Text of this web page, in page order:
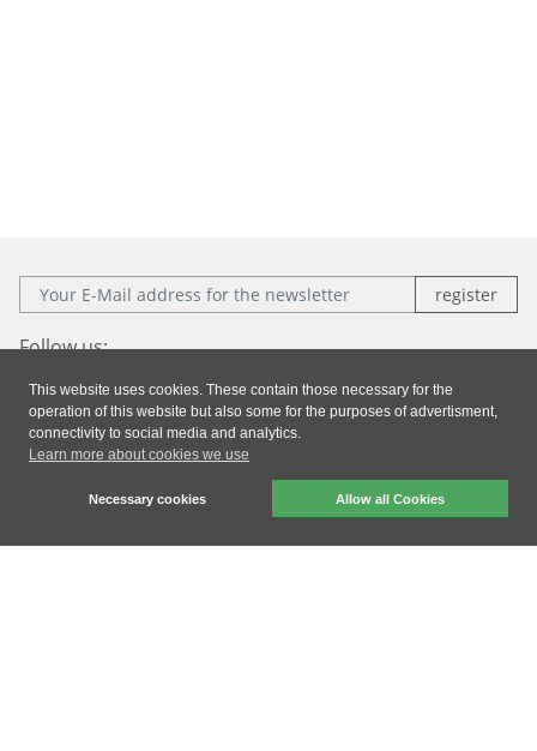
This website uses cookies. These contain those necessary for the
operation of this website but also some for the purposes of advertisment,
connectivity to social media and analytics.
Learn more about cookies we use
Necessary cookies Allow all Cookies
E-Mail:
Follow us:
Facebook
Instagram
XingLinkedIn
Imprint | Privacy |